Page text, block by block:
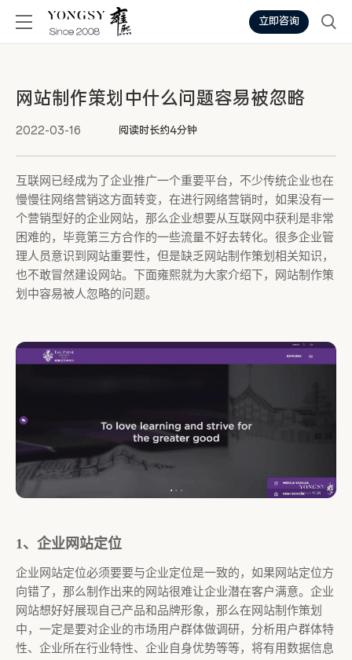
立即咨询
网站制作策划中什么问题容易被忽略
2022-03-16 阅读时长约4分钟
互联网已经成为了企业推广一个重要平台，不少传统企业也在
慢慢往网络营销这方面转变，在进行网络营销时，如果没有一
个营销型好的企业网站，那么企业想要从互联网中获利是非常
困难的，毕竟第三方合作的一些流量不好去转化。很多企业管
理人员意识到网站重要性，但是缺乏网站制作策划相关知识，
也不敢冒然建设网站。下面雍熙就为大家介绍下，网站制作策
划中容易被人忽略的问题。
1、企业网站定位
企业网站定位必须要要与企业定位是一致的，如果网站定位方
向错了，那么制作出来的网站很难让企业潜在客户满意。企业
网站想好好展现自己产品和品牌形象，那么在网站制作策划
中，一定是要对企业的市场用户群体做调研，分析用户群体特
性、企业所在行业特性、企业自身优势等等，将有用数据信息